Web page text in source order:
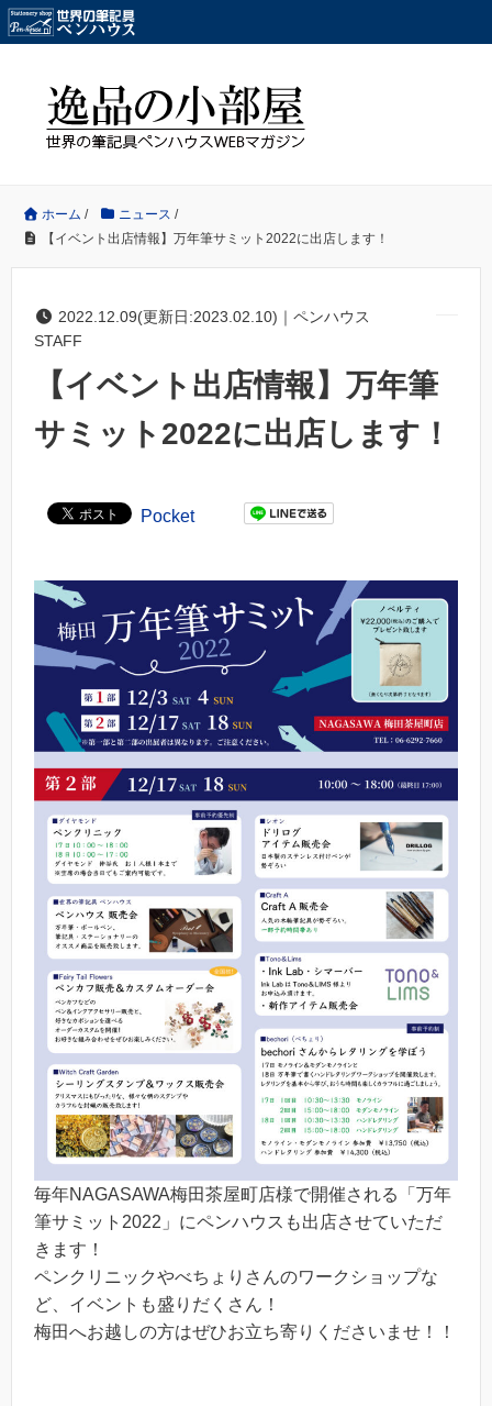
ホーム / ニュース /
【イベント出店情報】万年筆サミット2022に出店します！
2022.12.09(更新日:2023.02.10)｜ペンハウス
STAFF
【イベント出店情報】万年筆
サミット2022に出店します！
Pocket
毎年NAGASAWA梅田茶屋町店様で開催される「万年
筆サミット2022」にペンハウスも出店させていただ
きます！
ペンクリニックやべちょりさんのワークショップな
ど、イベントも盛りだくさん！
梅田へお越しの方はぜひお立ち寄りくださいませ！！